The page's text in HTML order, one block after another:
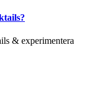
& experimentera